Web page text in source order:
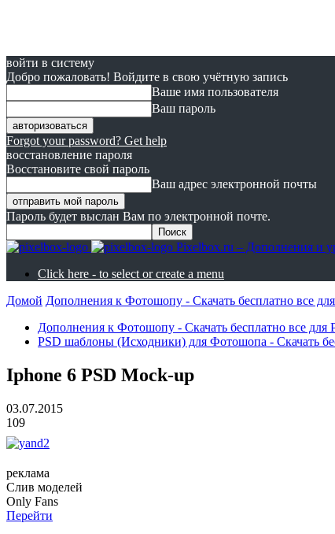
войти в систему
Добро пожаловать! Войдите в свою учётную запись
Ваше имя пользователя
Ваш пароль
Forgot your password? Get help
восстановление пароля
Восстановите свой пароль
Ваш адрес электронной почты
Пароль будет выслан Вам по электронной почте.
Pixelbox.ru – Дополнения и
Click here - to select or create a menu
Домой Дополнения к Фотошопу - Скачать бесплатно все
Дополнения к Фотошопу - Скачать бесплатно все для
PSD шаблоны (Исходники) для Фотошопа - Скачать
Iphone 6 PSD Mock-up
03.07.2015
109
реклама
Слив моделей
Only Fans
Перейти